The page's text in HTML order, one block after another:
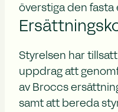
överstiga den fasta
Styrelsen har
uppdrag att
av Broccs
samt att bereda